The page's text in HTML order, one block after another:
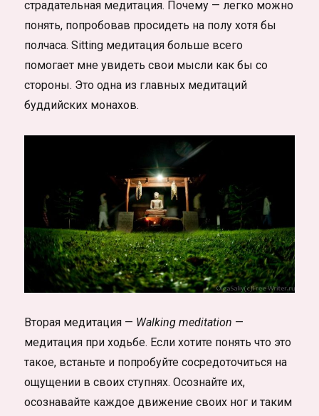
страдательная медитация. Почему — легко можно
понять, попробовав просидеть на полу хотя бы
полчаса. Sitting медитация больше всего
помогает мне увидеть свои мысли как бы со
стороны. Это одна из главных медитаций
буддийских монахов.
Вторая медитация — Walking meditation —
медитация при ходьбе. Если хотите понять что это
такое, встаньте и попробуйте сосредоточиться на
ощущении в своих ступнях. Осознайте их,
осознавайте каждое движение своих ног и таким